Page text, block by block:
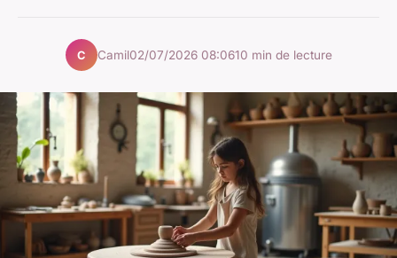
C Camil02/07/2026 08:0610 min de lecture